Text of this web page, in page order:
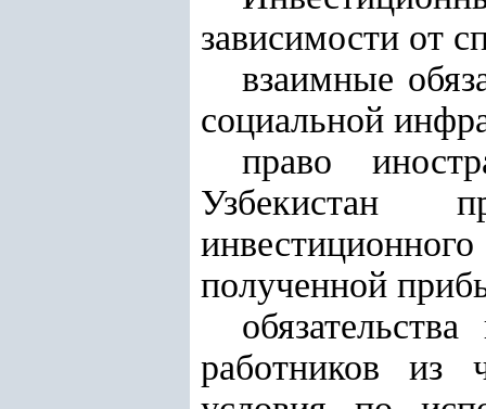
зависимости от
взаимные
социальной
право
Узбекистан
полученной
работников из